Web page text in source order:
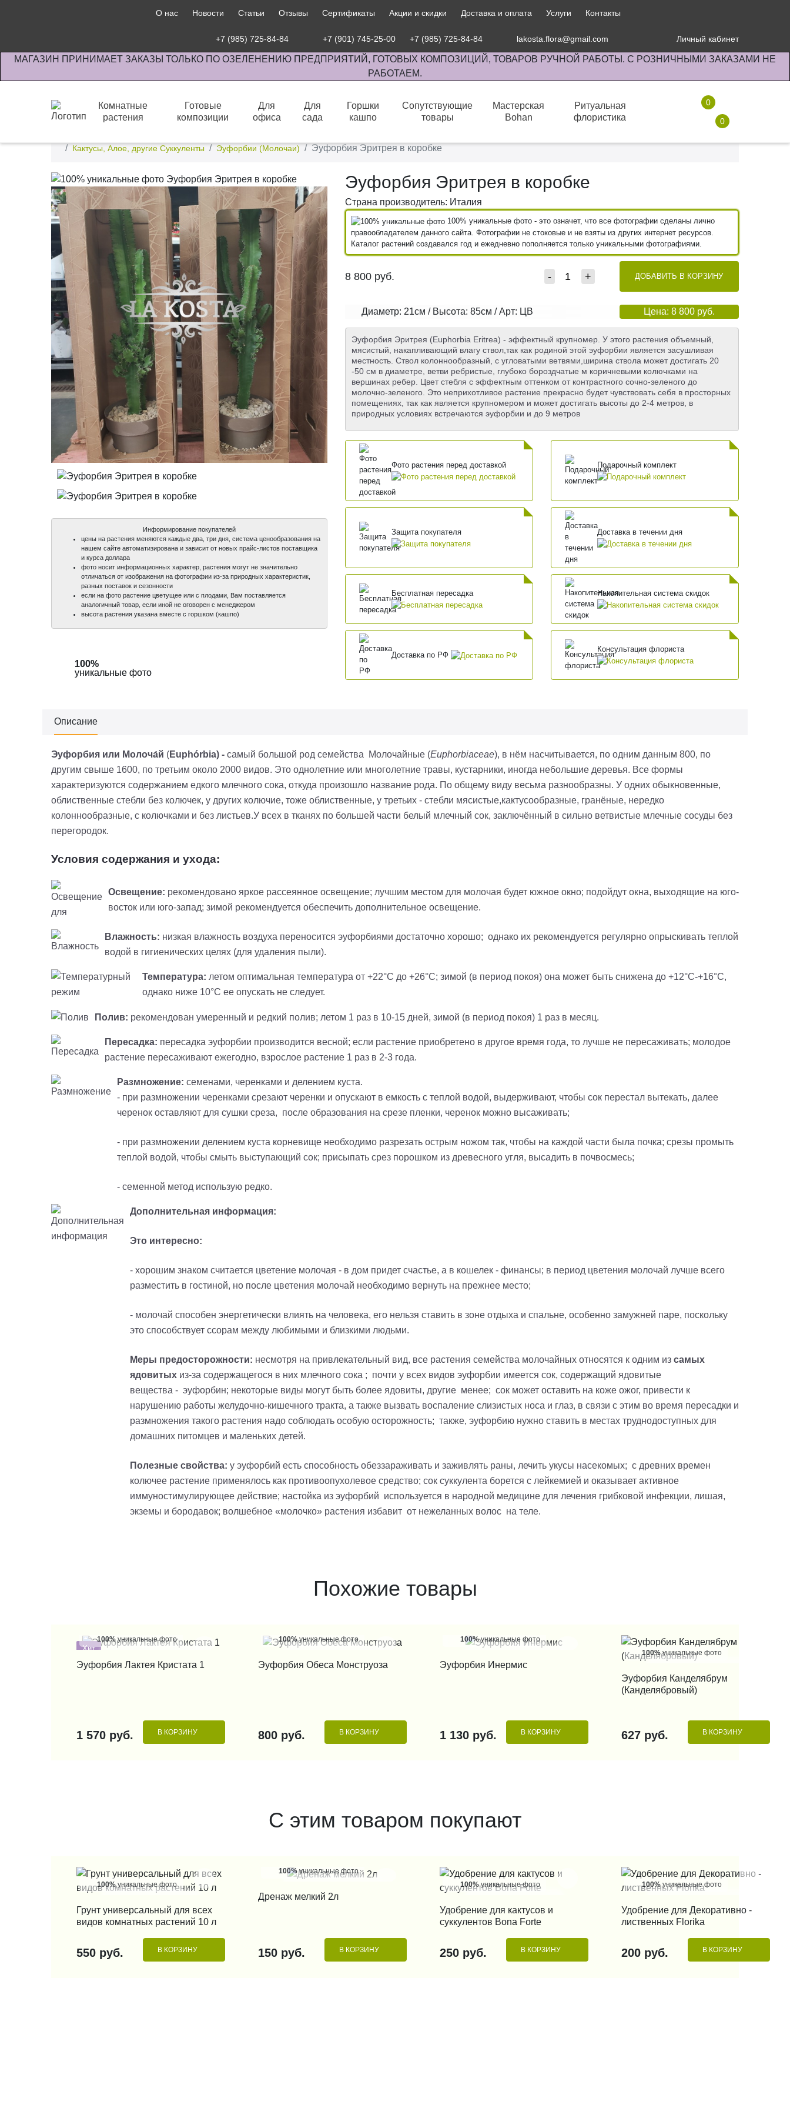
О нас Новости Статьи Отзывы Сертификаты Акции и скидки Доставка и оплата Услуги Контакты
+7 (985) 725-84-84 +7 (901) 745-25-00 +7 (985) 725-84-84 lakosta.flora@gmail.com Личный кабинет
МАГАЗИН ПРИНИМАЕТ ЗАКАЗЫ ТОЛЬКО ПО ОЗЕЛЕНЕНИЮ ПРЕДПРИЯТИЙ, ГОТОВЫХ КОМПОЗИЦИЙ, ТОВАРОВ РУЧНОЙ РАБОТЫ. С РОЗНИЧНЫМИ ЗАКАЗАМИ НЕ
РАБОТАЕМ.
Комнатные
растения
Готовые
композиции
Для
офиса
Для
сада
Горшки
кашпо
Сопутствующие
товары
Мастерская
Bohan
Ритуальная
флористика
0
0
Кактусы, Алое, другие Суккуленты
Эуфорбии (Молочаи) Эуфорбия Эритрея в коробке
100%
уникальные фото
100%
уникальные фото
Информирование покупателей
цены на растения меняются каждые два, три дня, система ценообразования на
нашем сайте автоматизирована и зависит от новых прайс-листов поставщика
и курса доллара
фото носит информационных характер, растения могут не значительно
отличаться от изображения на фотографии из-за природных характеристик,
разных поставок и сезонности
если на фото растение цветущее или с плодами, Вам поставляется
аналогичный товар, если иной не оговорен с менеджером
высота растения указана вместе с горшком (кашпо)
Эуфорбия Эритрея в коробке
Страна производитель: Италия
100% уникальные фото - это означет, что все фотографии сделаны лично
правообладателем данного сайта. Фотографии не стоковые и не взяты из других интернет ресурсов.
Каталог растений создавался год и ежедневно пополняется только уникальными фотографиями.
8 800 руб. - + ДОБАВИТЬ В КОРЗИНУ
Диаметр: 21см / Высота: 85см / Арт: ЦВ Цена: 8 800 руб.
Эуфорбия Эритрея (Euphorbia Eritrea) - эффектный крупномер. У этого растения объемный,
мясистый, накапливающий влагу ствол,так как родиной этой эуфорбии является засушливая
местность. Ствол колоннообразный, с угловатыми ветвями,ширина ствола может достигать 20
-50 см в диаметре, ветви ребристые, глубоко бороздчатые м коричневыми колючками на
вершинах ребер. Цвет стебля с эффектным оттенком от контрастного сочно-зеленого до
молочно-зеленого. Это неприхотливое растение прекрасно будет чувствовать себя в просторных
помещениях, так как является крупномером и может достигать высоты до 2-4 метров, в
природных условиях встречаются эуфорбии и до 9 метров
Фото растения перед доставкой Подарочный комплект
Защита покупателя Доставка в течении дня
Бесплатная пересадка Накопительная система скидок
Доставка по РФ
Консультация флориста
Описание
Эуфорбия или Молоча́й (Euphórbia) - самый большой род семейства Молочайные (Euphorbiaceae), в нём насчитывается, по одним данным 800, по
другим свыше 1600, по третьим около 2000 видов. Это однолетние или многолетние травы, кустарники, иногда небольшие деревья. Все формы
характеризуются содержанием едкого млечного сока, откуда произошло название рода. По общему виду весьма разнообразны. У одних обыкновенные,
облиственные стебли без колючек, у других колючие, тоже облиственные, у третьих - стебли мясистые,кактусообразные, гранёные, нередко
колоннообразные, с колючками и без листьев.У всех в тканях по большей части белый млечный сок, заключённый в сильно ветвистые млечные сосуды без
перегородок.
Условия содержания и ухода:
Освещение: рекомендовано яркое рассеянное освещение; лучшим местом для молочая будет южное окно; подойдут окна, выходящие на юго-
восток или юго-запад; зимой рекомендуется обеспечить дополнительное освещение.
Влажность: низкая влажность воздуха переносится эуфорбиями достаточно хорошо; однако их рекомендуется регулярно опрыскивать теплой
водой в гигиенических целях (для удаления пыли).
Температура: летом оптимальная температура от +22°С до +26°С; зимой (в период покоя) она может быть снижена до +12°С-+16°С,
однако ниже 10°С ее опускать не следует.
Полив: рекомендован умеренный и редкий полив; летом 1 раз в 10-15 дней, зимой (в период покоя) 1 раз в месяц.
Пересадка: пересадка эуфорбии производится весной; если растение приобретено в другое время года, то лучше не пересаживать; молодое
растение пересаживают ежегодно, взрослое растение 1 раз в 2-3 года.
Размножение: семенами, черенками и делением куста.
- при размножении черенками срезают черенки и опускают в емкость с теплой водой, выдерживают, чтобы сок перестал вытекать, далее
черенок оставляют для сушки среза, после образования на срезе пленки, черенок можно высаживать;
- при размножении делением куста корневище необходимо разрезать острым ножом так, чтобы на каждой части была почка; срезы промыть
теплой водой, чтобы смыть выступающий сок; присыпать срез порошком из древесного угля, высадить в почвосмесь;
- семенной метод использую редко.
Дополнительная информация:
Это интересно:
- хорошим знаком считается цветение молочая - в дом придет счастье, а в кошелек - финансы; в период цветения молочай лучше всего
разместить в гостиной, но после цветения молочай необходимо вернуть на прежнее место;
- молочай способен энергетически влиять на человека, его нельзя ставить в зоне отдыха и спальне, особенно замужней паре, поскольку
это способствует ссорам между любимыми и близкими людьми.
Меры предосторожности: несмотря на привлекательный вид, все растения семейства молочайных относятся к одним из самых
ядовитых из-за содержащегося в них млечного сока ; почти у всех видов эуфорбии имеется сок, содержащий ядовитые
вещества - эуфорбин; некоторые виды могут быть более ядовиты, другие менее; сок может оставить на коже ожог, привести к
нарушению работы желудочно-кишечного тракта, а также вызвать воспаление слизистых носа и глаз, в связи с этим во время пересадки и
размножения такого растения надо соблюдать особую осторожность; также, эуфорбию нужно ставить в местах труднодоступных для
домашних питомцев и маленьких детей.
Полезные свойства: у эуфорбий есть способность обеззараживать и заживлять раны, лечить укусы насекомых; с древних времен
колючее растение применялось как противоопухолевое средство; сок суккулента борется с лейкемией и оказывает активное
иммуностимулирующее действие; настойка из эуфорбий используется в народной медицине для лечения грибковой инфекции, лишая,
экземы и бородавок; волшебное «молочко» растения избавит от нежеланных волос на теле.
Похожие товары
Хит
100%уникальные фото
Эуфорбия Лактея Кристата 1
1 570 руб. В КОРЗИНУ
100%уникальные фото
Эуфорбия Обеса Монструоза
800 руб. В КОРЗИНУ
100%уникальные фото
Эуфорбия Инермис
1 130 руб. В КОРЗИНУ
100%уникальные фото
КУПИТЬ В 1 КЛИК
Эуфорбия Канделябрум
(Канделябровый)
627 руб. В КОРЗИНУ
С этим товаром покупают
100%уникальные фото
КУПИТЬ В 1 КЛИК
Грунт универсальный для всех
видов комнатных растений 10 л
550 руб. В КОРЗИНУ
100%уникальные фото
Дренаж мелкий 2л
150 руб. В КОРЗИНУ
100%уникальные фото
КУПИТЬ В 1 КЛИК
Удобрение для кактусов и
суккулентов Bona Forte
250 руб. В КОРЗИНУ
100%уникальные фото
КУПИТЬ В 1 КЛИК
Удобрение для Декоративно -
лиственных Florika
200 руб. В КОРЗИНУ